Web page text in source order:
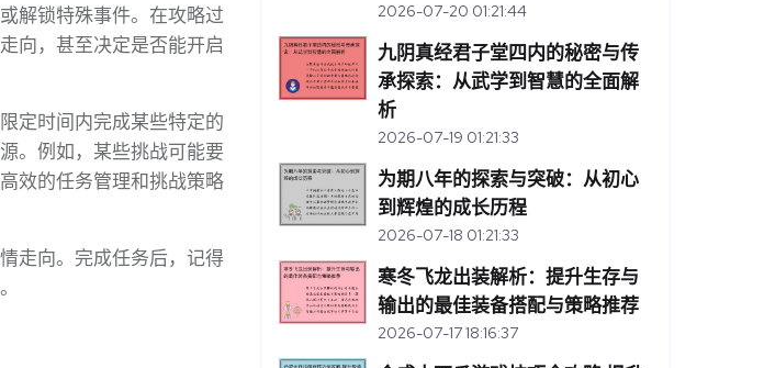
解锁特殊事件。在攻略过
向，甚至决定是否能开启
定时间内完成某些特定的
。例如，某些挑战可能要
效的任务管理和挑战策略
走向。完成任务后，记得
2026-07-20 01:21:44
九阴真经君子堂四内的秘密与传
承探索：从武学到智慧的全面解
析
2026-07-19 01:21:33
为期八年的探索与突破：从初心
到辉煌的成长历程
2026-07-18 01:21:33
寒冬飞龙出装解析：提升生存与
输出的最佳装备搭配与策略推荐
2026-07-17 18:16:37